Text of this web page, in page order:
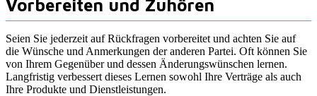
Vorbereiten und Zuhören
Seien Sie jederzeit auf Rückfragen vorbereitet und achten Sie auf
die Wünsche und Anmerkungen der anderen Partei. Oft können Sie
von Ihrem Gegenüber und dessen Änderungswünschen lernen.
Langfristig verbessert dieses Lernen sowohl Ihre Verträge als auch
Ihre Produkte und Dienstleistungen.